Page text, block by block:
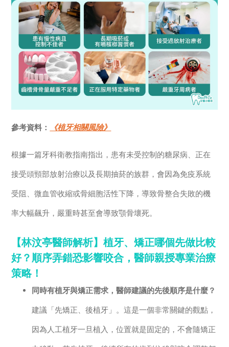
參考資料： 《植牙相關風險》
根據一篇牙科衛教指南指出，患有未受控制的糖尿病、正在
接受頭頸部放射治療以及長期抽菸的族群，會因為免疫系統
受阻、微血管收縮或骨細胞活性下降，導致骨整合失敗的機
率大幅飆升，嚴重時甚至會導致顎骨壞死。
【林汶亭醫師解析】植牙、矯正哪個先做比較
好？順序弄錯恐影響咬合，醫師親授專業治療
策略！
同時有植牙與矯正需求，醫師建議的先後順序是什麼？
建議「先矯正、後植牙」。這是一個非常關鍵的觀點，
因為人工植牙一旦植入，位置就是固定的，不會隨矯正